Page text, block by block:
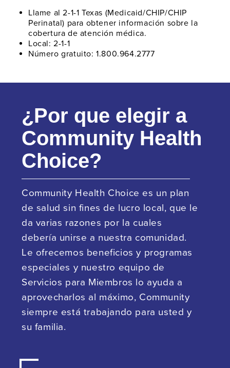
Llame al 2-1-1 Texas (Medicaid/CHIP/CHIP
Perinatal) para obtener información sobre la
cobertura de atención médica.
Local: 2-1-1
Número gratuito: 1.800.964.2777
¿Por que elegir a
Community Health
Choice?
Community Health Choice es un plan
de salud sin fines de lucro local, que le
da varias razones por la cuales
debería unirse a nuestra comunidad.
Le ofrecemos beneficios y programas
especiales y nuestro equipo de
Servicios para Miembros lo ayuda a
aprovecharlos al máximo, Community
siempre está trabajando para usted y
su familia.